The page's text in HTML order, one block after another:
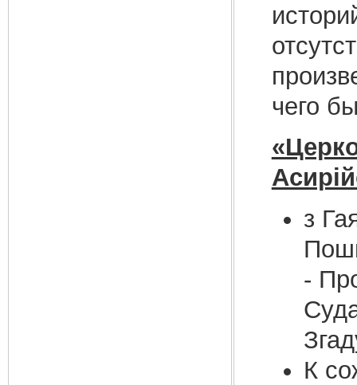
чего
з
-
К